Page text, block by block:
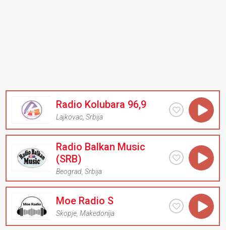
Radio Kolubara 96,9
Lajkovac ,Srbija
Radio Balkan Music
(SRB)
Beograd ,Srbija
Moe Radio S
Skopje ,Makedonija